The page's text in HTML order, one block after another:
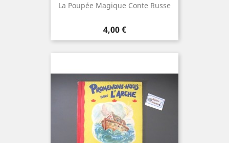
La Poupée Magique Conte Russe
Prix
4,00 €